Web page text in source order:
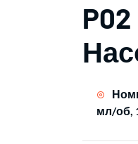
мл/об,